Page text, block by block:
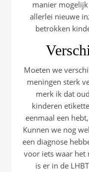
manier
allerlei nieuwe
betrokken
Moeten we
meningen sterk
merk ik dat
kinderen
eenmaal een
Kunnen we nog
een diagnose
voor iets waar het
is er in de